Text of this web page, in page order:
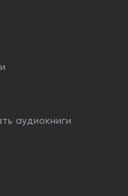
аудиокниги